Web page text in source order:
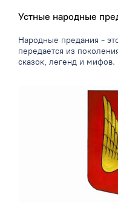
Устные народные
Народные предания -
передается из
сказок, легенд и мифов.